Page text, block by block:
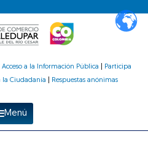
a la Información Pública
Participa
la Ciudadanía
Respuestas anónimas
Menú